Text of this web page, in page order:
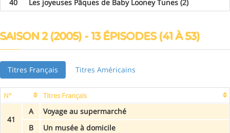
40
Les joyeuses Pâques de Baby Looney Tunes (2)
SAISON 2 (2005) - 13 ÉPISODES (41 À 53)
Titres Français Titres Américains
N° Titres Français
41
A
Voyage au supermarché
B
Un musée à domicile